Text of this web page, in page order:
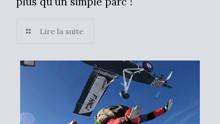
Lire la suite